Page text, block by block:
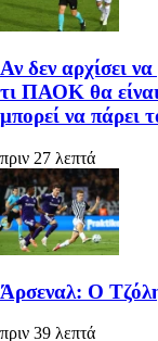
Αν δεν αρχίσει
τι ΠΑΟΚ θα
μπορεί να πάρει
πριν 27 λεπτά
Άρσεναλ: Ο
πριν 39 λεπτά